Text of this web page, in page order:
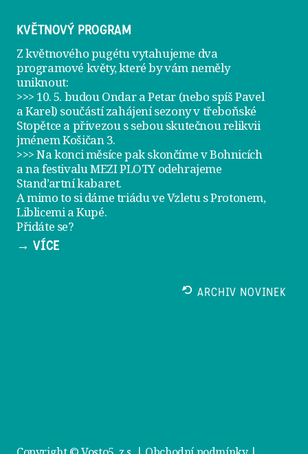
KVĚTNOVÝ PROGRAM
Z květnového pugétu vytahujeme dva
programové květy, které by vám neměly
uniknout:
>>> 10. 5. budou Ondar a Petar (nebo spíš Pavel
a Karel) součástí zahájení sezony vtřeboňské
Stopětce a přivezou s sebou skutečnou relikvii
jménemKošičan 3.
>>> Na konci měsíce pak skončíme v Bohnicích
a na festivaluMEZI PLOTY odehrajeme
Stand’artní kabaret.
A mimo to si dámetriádu ve Vzletu s Protonem,
Liblicemi a Kupé.
Přidáte se?
→ VÍCE
ARCHIV NOVINEK